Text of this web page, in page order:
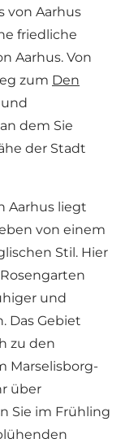
von Aarhus
friedliche
Aarhus. Von
zum Den
dem Sie
der Stadt
Aarhus liegt
von einem
Stil. Hier
und
Das Gebiet
zu den
Marselisborg-
über
Sie im Frühling